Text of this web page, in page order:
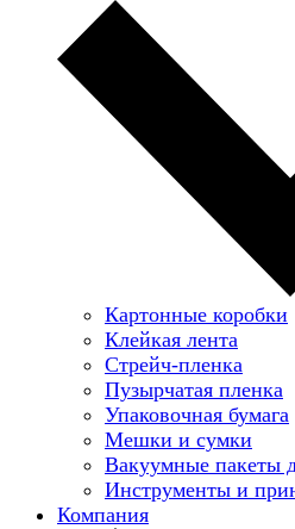
Картонные коробки
Клейкая лента
Стрейч-пленка
Пузырчатая пленка
Упаковочная бумага
Мешки и сумки
Вакуумные пакеты
Инструменты и
Компания